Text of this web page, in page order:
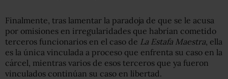
Finalmente, tras lamentar la paradoja de que se le acusa
por omisiones en irregularidades que habrían cometido
terceros funcionarios en el caso de La Estafa Maestra , ella
es la única vinculada a proceso que enfrenta su caso en la
cárcel, mientras varios de esos terceros que ya fueron
vinculados continúan su caso en libertad.